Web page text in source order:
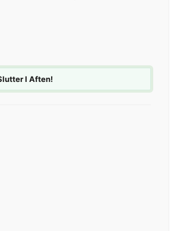
I Aften!